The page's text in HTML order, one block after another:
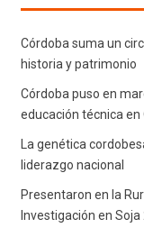
Córdoba suma un
historia y patrimonio
Córdoba puso en
educación técnica en
La genética
liderazgo nacional
Presentaron en la
Investigación en Soja